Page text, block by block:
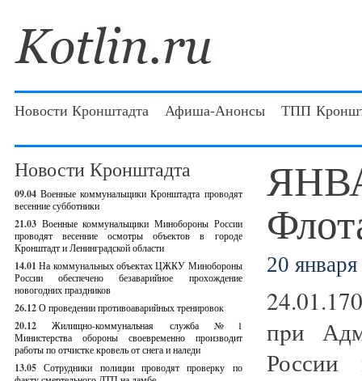
Новости Кронштадта Афиша-Анонсы ТПП
Новости Кронштадта
09.04 Военные коммунальщики Кронштадта проводят
весенние субботники
21.03 Военные коммунальщики Минобороны России
проводят весенние осмотры объектов в городе
Кронштадт и Ленинградской области
14.01 На коммунальных объектах ЦЖКУ Минобороны
России обеспечено безаварийное прохождение
новогодних праздников
26.12О проведении противоаварийных тренировок
20.12
Жилищно-коммунальная служба №1
Министерства обороны своевременно производит
работы по отчистке кровель от снега и наледи
13.05 Сотрудники полиции проводят проверку по
20
пpи
России